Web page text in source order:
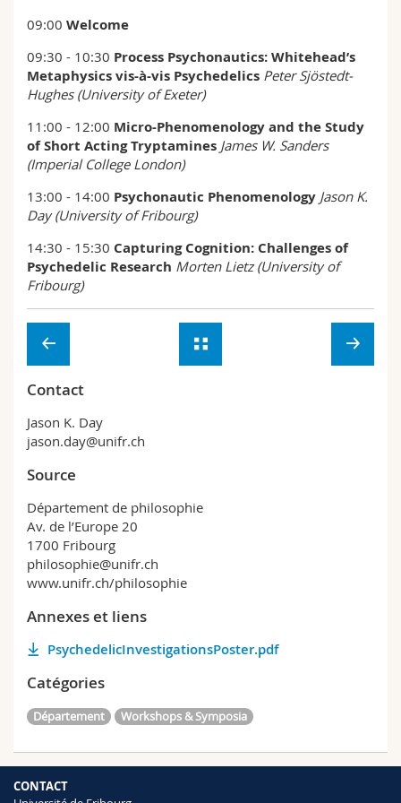
Interfacultaire
Doctorants
Programme des cours
09:00 Welcome
09:30 - 10:30 Process Psychonautics: Whitehead’s
Metaphysics vis-à-vis Psychedelics Peter Sjöstedt-
Hughes (University of Exeter)
11:00 - 12:00 Micro-Phenomenology and the Study
of Short Acting Tryptamines James W. Sanders
(Imperial College London)
13:00 - 14:00 Psychonautic Phenomenology Jason K.
Day (University of Fribourg)
14:30 - 15:30 Capturing Cognition: Challenges of
Psychedelic Research Morten Lietz (University of
Fribourg)
Contact
Jason K. Day
jason.day@unifr.ch
Source
Département de philosophie
Av. de l’Europe 20
1700 Fribourg
philosophie@unifr.ch
www.unifr.ch/philosophie
Annexes et liens
PsychedelicInvestigationsPoster.pdf
Catégories
Département Workshops & Symposia
CONTACT